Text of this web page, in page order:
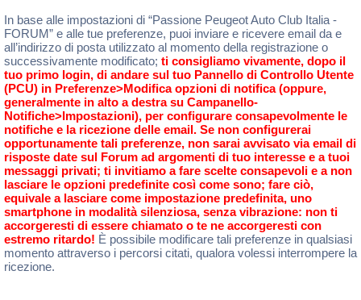
In base alle impostazioni di “Passione Peugeot Auto Club Italia -
FORUM” e alle tue preferenze, puoi inviare e ricevere email da e
all’indirizzo di posta utilizzato al momento della registrazione o
successivamente modificato; ti consigliamo vivamente, dopo il
tuo primo login, di andare sul tuo Pannello di Controllo Utente
(PCU) in Preferenze>Modifica opzioni di notifica (oppure,
generalmente in alto a destra su Campanello-
Notifiche>Impostazioni), per configurare consapevolmente le
notifiche e la ricezione delle email. Se non configurerai
opportunamente tali preferenze, non sarai avvisato via email di
risposte date sul Forum ad argomenti di tuo interesse e a tuoi
messaggi privati; ti invitiamo a fare scelte consapevoli e a non
lasciare le opzioni predefinite così come sono; fare ciò,
equivale a lasciare come impostazione predefinita, uno
smartphone in modalità silenziosa, senza vibrazione: non ti
accorgeresti di essere chiamato o te ne accorgeresti con
estremo ritardo! È possibile modificare tali preferenze in qualsiasi
momento attraverso i percorsi citati, qualora volessi interrompere la
ricezione.